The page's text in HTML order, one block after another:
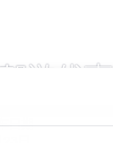
游优惠
日期